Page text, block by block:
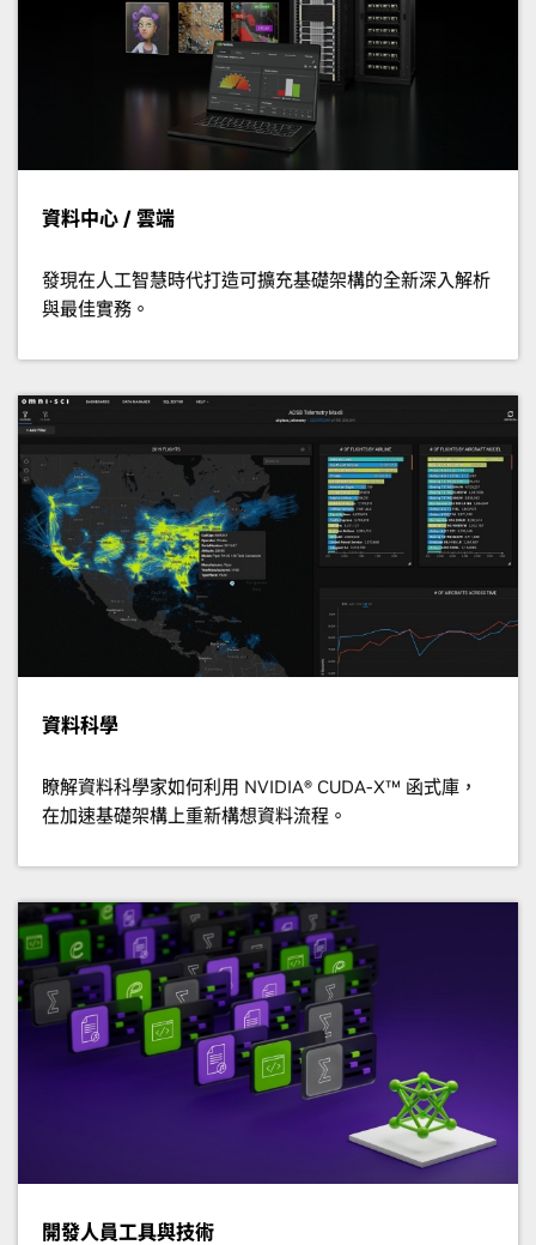
資料中心 / 雲端
發現在人工智慧時代打造可擴充基礎架構的全新深入解析
與最佳實務。
資料科學
瞭解資料科學家如何利用 NVIDIA® CUDA-X™ 函式庫，
在加速基礎架構上重新構想資料流程。
開發人員工具與技術